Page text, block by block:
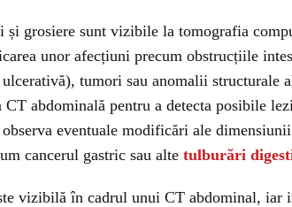
și grosiere sunt vizibile la tomografia
unor afecțiuni precum obstrucțiile
tumori sau anomalii structurale
CT abdominală pentru a detecta posibile
eventuale modificări ale
cancerul gastric sau alte tulburări
vizibilă în cadrul unui CT abdominal, iar